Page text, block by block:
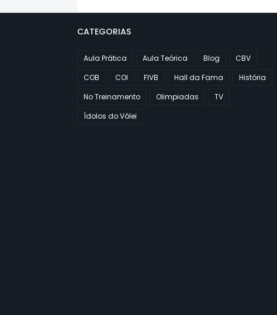
CATEGORIAS
Aula Prática Aula Teórica Blog
CBV
COB
COI FIVB Hall da Fama
História
No Treinamento
Olimpiadas
TV
Ídolos do Vôlei